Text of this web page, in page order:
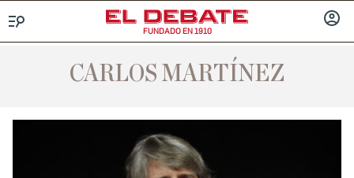
FUNDADO EN 1910
CARLOS MARTÍNEZ